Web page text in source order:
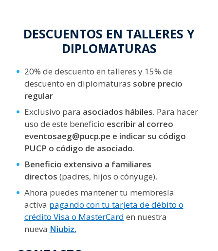
DESCUENTOS EN TALLERES Y
DIPLOMATURAS
20% de descuento en talleres y 15% de
descuento en diplomaturas sobre precio
regular
Exclusivo para asociados hábiles. Para hacer
uso de este beneficio escribir al correo
eventosaeg@pucp.pe e indicar su código
PUCP o código de asociado.
Beneficio extensivo a familiares
directos (padres, hijos o cónyuge).
Ahora puedes mantener tu membresía
activa pagando con tu tarjeta de débito o
crédito Visa o MasterCard en nuestra
nueva Niubiz.